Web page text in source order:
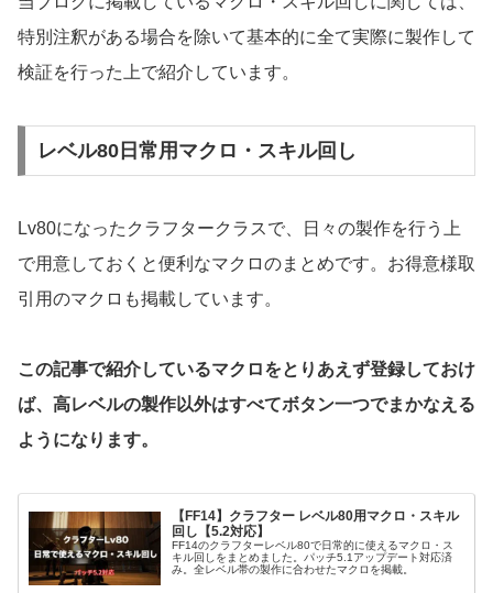
特別注釈がある場合を除いて基本的に全て実際に製作して
検証を行った上で紹介しています。
レベル80日常用マクロ・スキル回し
Lv80になったクラフタークラスで、日々の製作を行う上
で用意しておくと便利なマクロのまとめです。お得意様取
引用のマクロも掲載しています。
この記事で紹介しているマクロをとりあえず登録しておけ
ば、高レベルの製作以外はすべてボタン一つでまかなえる
ようになります。
【FF14】クラフター レベル80用マクロ・スキル
回し【5.2対応】
FF14のクラフターレベル80で日常的に使えるマクロ・ス
キル回しをまとめました。パッチ5.1アップデート対応済
み。全レベル帯の製作に合わせたマクロを掲載。